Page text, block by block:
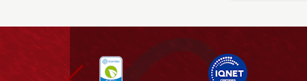
Información